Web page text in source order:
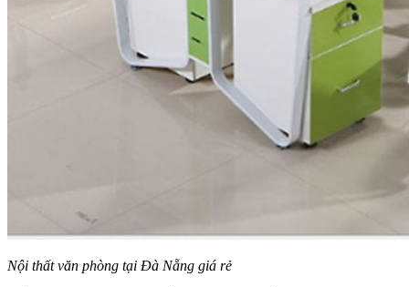
Nội thất văn phòng tại Đà Nẵng giá rẻ